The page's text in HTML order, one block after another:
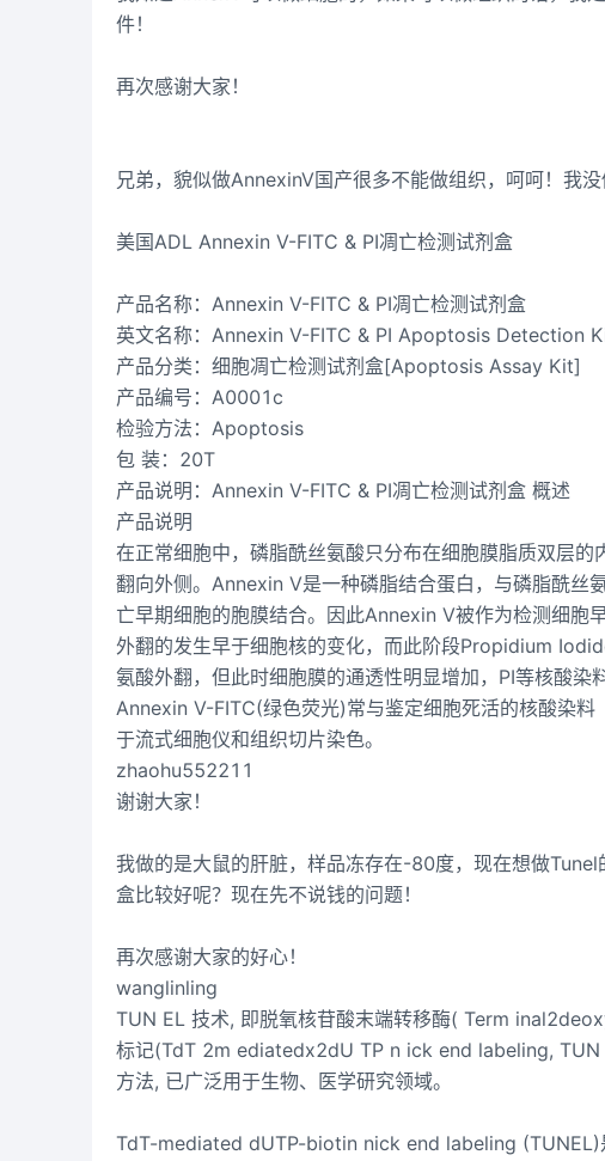
件！
再次感谢大家！
兄弟，貌似做AnnexinV国产很多不能做组织，呵呵！我
美国ADL Annexin V-FITC & PI凋亡检测试剂盒
产品名称：Annexin V-FITC & PI凋亡检测试剂盒
英文名称：Annexin V-FITC & PI Apoptosis Detection
产品分类：细胞凋亡检测试剂盒[Apoptosis Assay Kit]
产品编号：A0001c
检验方法：Apoptosis
包 装：20T
产品说明：Annexin V-FITC & PI凋亡检测试剂盒 概述
产品说明
在正常细胞中，磷脂酰丝氨酸只分布在细胞膜脂质双层
翻向外侧。Annexin V是一种磷脂结合蛋白，与磷脂酰丝
亡早期细胞的胞膜结合。因此Annexin V被作为检测细胞
外翻的发生早于细胞核的变化，而此阶段Propidium
氨酸外翻，但此时细胞膜的通透性明显增加，PI等核酸
Annexin V-FITC(绿色荧光)常与鉴定细胞死活的核酸染
于流式细胞仪和组织切片染色。
zhaohu552211
谢谢大家！
我做的是大鼠的肝脏，样品冻存在-80度，现在想做
盒比较好呢？现在先不说钱的问题！
再次感谢大家的好心！
wanglinling
TUN EL 技术, 即脱氧核苷酸末端转移酶( Term
标记(TdT 2m ediatedx2dU TP n ick end labeling, TUN
方法, 已广泛用于生物、医学研究领域。
TdT-mediated dUTP-biotin nick end labeling (TUNEL)